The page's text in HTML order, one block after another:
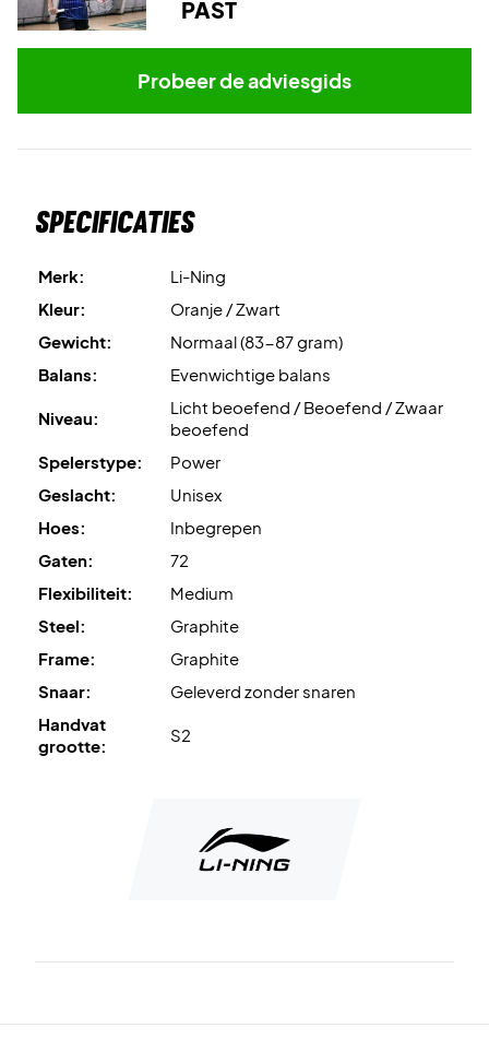
PAST
Probeer de adviesgids
Specificaties
Merk:
Li-Ning
Kleur:
Oranje / Zwart
Gewicht:
Normaal (83-87 gram)
Balans:
Evenwichtige balans
Niveau:
Licht beoefend / Beoefend / Zwaar
beoefend
Spelerstype:
Power
Geslacht:
Unisex
Hoes:
Inbegrepen
Gaten:
72
Flexibiliteit:
Medium
Steel:
Graphite
Frame:
Graphite
Snaar:
Geleverd zonder snaren
Handvat
grootte:
S2